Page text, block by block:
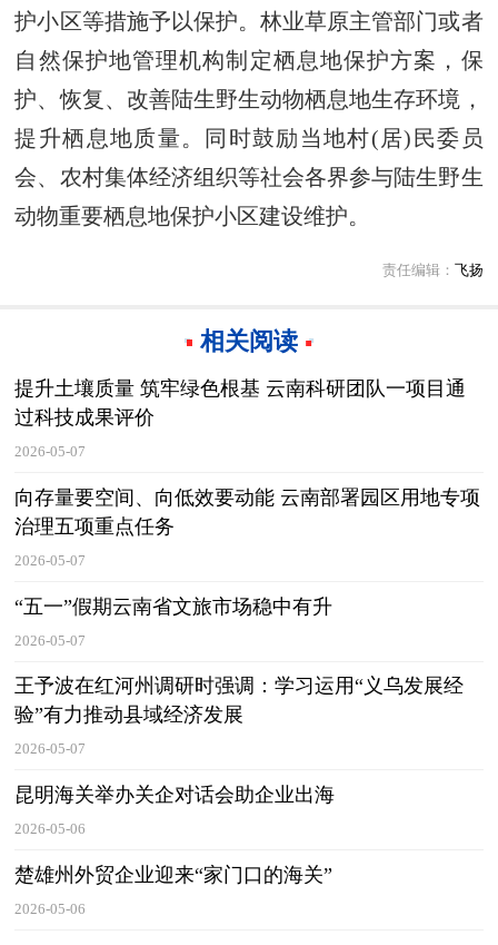
护小区等措施予以保护。林业草原主管部门或者
自然保护地管理机构制定栖息地保护方案，保
护、恢复、改善陆生野生动物栖息地生存环境，
提升栖息地质量。同时鼓励当地村(居)民委员
会、农村集体经济组织等社会各界参与陆生野生
动物重要栖息地保护小区建设维护。
责任编辑： 飞扬
相关阅读
提升土壤质量 筑牢绿色根基 云南科研团队一项目通
过科技成果评价
2026-05-07
向存量要空间、向低效要动能 云南部署园区用地专项
治理五项重点任务
2026-05-07
“五一”假期云南省文旅市场稳中有升
2026-05-07
王予波在红河州调研时强调：学习运用“义乌发展经
验”有力推动县域经济发展
2026-05-07
昆明海关举办关企对话会助企业出海
2026-05-06
楚雄州外贸企业迎来“家门口的海关”
2026-05-06